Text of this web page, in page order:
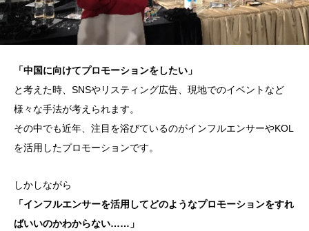
「中国に向けてプロモーションをしたい」
と考えた時、SNSやリスティング広告、現地でのイベントなど
様々な手法が考えられます。
その中でも近年、注目を浴びているのがインフルエンサーやKOL
を活用したプロモーションです。
しかしながら
「インフルエンサーを活用してどのようなプロモーションをすれ
ばいいのかわからない……」